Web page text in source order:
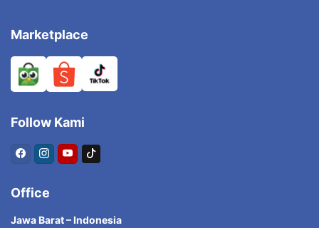
Marketplace
Follow Kami
Office
Jawa Barat – Indonesia